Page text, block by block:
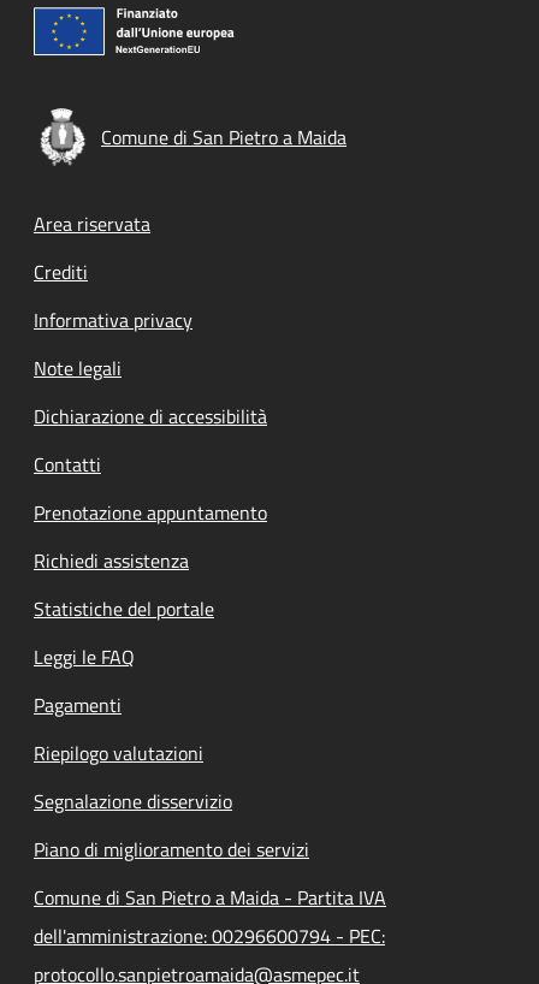
Comune di San Pietro a Maida
Footer menu
Area riservata
Crediti
Informativa privacy
Note legali
Dichiarazione di accessibilità
Contatti
Prenotazione appuntamento
Richiedi assistenza
Statistiche del portale
Leggi le FAQ
Pagamenti
Riepilogo valutazioni
Segnalazione disservizio
Piano di miglioramento dei servizi
Comune di San Pietro a Maida - Partita IVA
dell'amministrazione: 00296600794 - PEC:
protocollo.sanpietroamaida@asmepec.it